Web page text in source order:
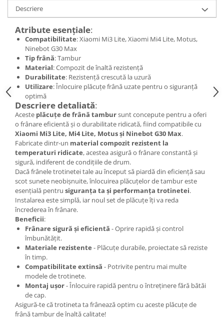
Descriere
Atribute esențiale:
Compatibilitate: Xiaomi Mi3 Lite, Xiaomi Mi4 Lite, Motus,
Ninebot G30 Max
Tip frână: Tambur
Material: Compozit de înaltă rezistență
Durabilitate: Rezistență crescută la uzură
Utilizare: Înlocuire plăcuțe frână uzate pentru o siguranță
optimă
Descriere detaliată:
Aceste plăcuțe de frână tambursunt concepute pentru a oferi
o frânare eficientă și o durabilitate ridicată, fiind compatibile cu
Xiaomi Mi3 Lite, Mi4 Lite, Motus și Ninebot G30 Max.
Fabricate dintr-un material compozit rezistent la
temperaturi ridicate, acestea asigură o frânare constantă și
sigură, indiferent de condițiile de drum.
Dacă frânele trotinetei tale au început să piardă din eficiență sau
scot sunete neobișnuite, înlocuirea plăcuțelor de tambur este
esențială pentru siguranța ta și performanța trotinetei.
Instalarea este simplă, iar noul set de plăcuțe îți va reda
încrederea în frânare.
Beneficii:
Frânare sigură și eficientă - Oprire rapidă și control
îmbunătățit.
Materiale rezistente - Plăcuțe durabile, proiectate să reziste
în timp.
Compatibilitate extinsă - Potrivite pentru mai multe
modele de trotinete.
Montaj ușor- Înlocuire rapidă pentru o întreținere fără bătăi
de cap.
Asigură-te că trotineta ta frânează optim cu aceste plăcuțe de
frână tambur de înaltă calitate!